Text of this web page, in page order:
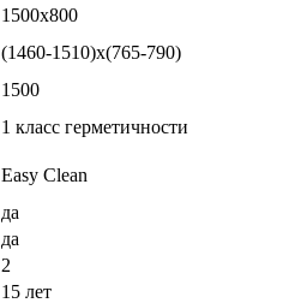
1500x800
(1460-1510)х(765-790)
1500
1 класс герметичности
Easy Clean
да
да
2
15 лет